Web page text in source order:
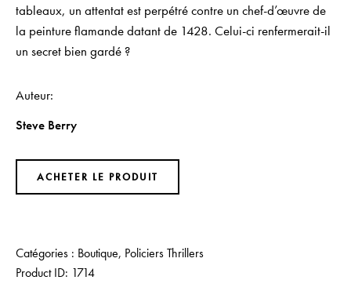
tableaux, un attentat est perpétré contre un chef-d’œuvre de
la peinture flamande datant de 1428. Celui-ci renfermerait-il
un secret bien gardé ?
Auteur
Steve Berry
ACHETER LE PRODUIT
Catégories : Boutique, Policiers Thrillers
Product ID: 1714